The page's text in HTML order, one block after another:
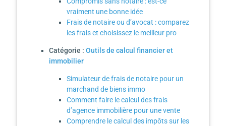
vraiment une bonne idée
Frais de notaire ou d’avocat : comparez
les frais et choisissez le meilleur pro
Catégorie : Outils de calcul financier et
immobilier
Simulateur de frais de notaire pour un
marchand de biens immo
Comment faire le calcul des frais
d’agence immobilière pour une vente
Comprendre le calcul des impôts sur les